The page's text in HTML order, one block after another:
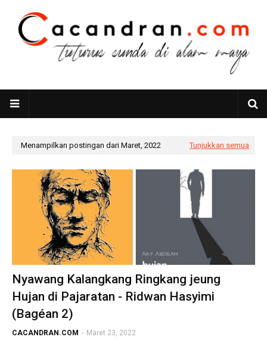
Menampilkan postingan dari Maret, 2022 Tunjukkan semua
Nyawang Kalangkang Ringkang jeung
Hujan di Pajaratan - Ridwan Hasyimi
(Bagéan 2)
CACANDRAN.COM - Maret 23, 2022